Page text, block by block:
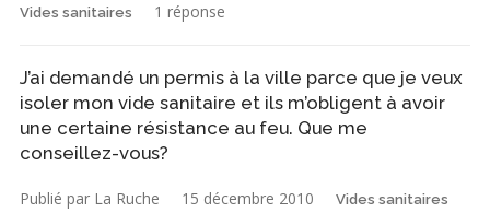
Vides sanitaires 1 réponse
J’ai demandé un permis à la ville parce que je veux
isoler mon vide sanitaire et ils m’obligent à avoir
une certaine résistance au feu. Que me
conseillez-vous?
Publié par La Ruche 15 décembre 2010 Vides sanitaires